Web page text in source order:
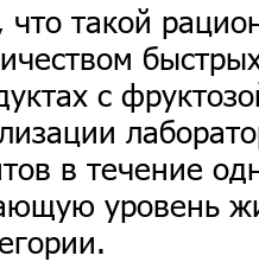
такой
с
в течение
уровень